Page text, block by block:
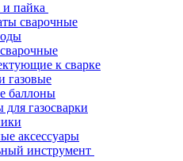
пайка
сварочные
к сварке
газовые
баллоны
газосварки
аксессуары
инструмент